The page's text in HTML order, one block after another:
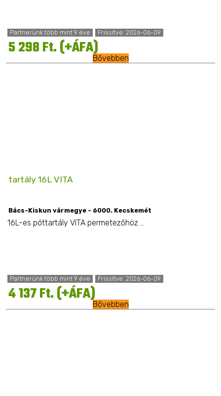
Partnerünk több mint 9 éve Frissítve: 2026-06-09
5 298 Ft. (+ÁFA)Bővebben
tartály 16L VITA
Bács-Kiskun vármegye - 6000. Kecskemét
16L-es póttartály VITA permetezőhöz ...
Partnerünk több mint 9 éve Frissítve: 2026-06-09
4 137 Ft. (+ÁFA)Bővebben